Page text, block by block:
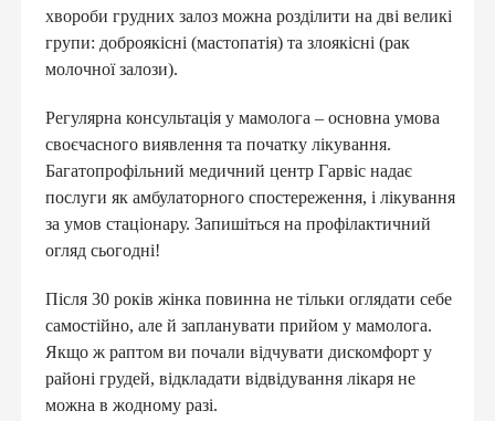
хвороби грудних залоз можна розділити на дві великі
групи: доброякісні (мастопатія) та злоякісні (рак
молочної залози).
Регулярна консультація у мамолога – основна умова
своєчасного виявлення та початку лікування.
Багатопрофільний медичний центр Гарвіс надає
послуги як амбулаторного спостереження, і лікування
за умов стаціонару. Запишіться на профілактичний
огляд сьогодні!
Після 30 років жінка повинна не тільки оглядати себе
самостійно, але й запланувати прийом у мамолога.
Якщо ж раптом ви почали відчувати дискомфорт у
районі грудей, відкладати відвідування лікаря не
можна в жодному разі.